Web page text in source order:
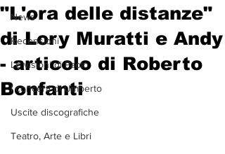
News
Recensioni
Le visioni di Paolo
I concerti di Umberto
Uscite discografiche
Teatro, Arte e Libri
"L'ora delle distanze"
di Lory Muratti e Andy
- articolo di Roberto
Bonfanti